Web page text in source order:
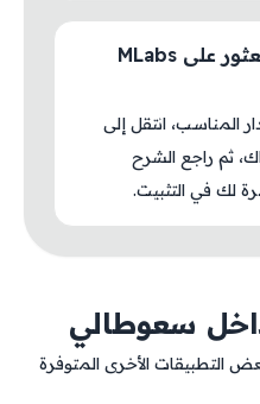
ما الخطوة التالية بعد العثور على MLabs
المناسب، انتقل إلى
ثم راجع الشرح
لك في التثبيت.
سعوطالي
التطبيقات الأخرى المتوفرة